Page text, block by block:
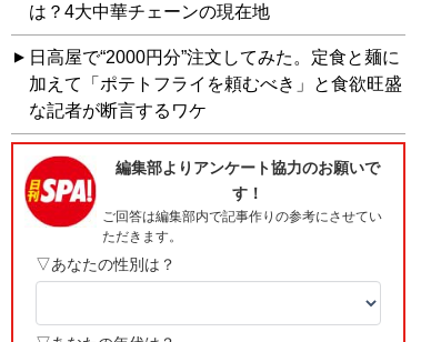
は？4大中華チェーンの現在地
日高屋で“2000円分”注文してみた。定食と麺に
加えて「ポテトフライを頼むべき」と食欲旺盛
な記者が断言するワケ